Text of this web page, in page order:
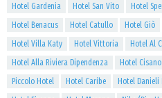
Hotel Gardenia
Hotel San Vito Hotel
Hotel Benacus
Hotel Catullo Hotel Giò
Hotel Villa Katy
Hotel Vittoria Hotel Al
Hotel Alla Riviera Dipendenza
Hotel Cisano
Piccolo Hotel
Hotel Caribe Hotel